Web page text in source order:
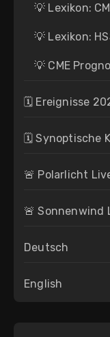
💡 Lexikon:
💡 Lexikon:
💡 CME
🗓 Ereignisse
🗓 Synoptische
🚨 Polarlicht
🚨 Sonnenwind
Deutsch
English